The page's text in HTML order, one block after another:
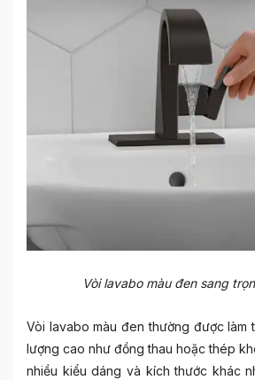
Vòi lavabo màu đen sang
Vòi lavabo màu đen thường được làm
lượng cao như đồng thau hoặc thép
nhiều kiểu dáng và kích thước khác